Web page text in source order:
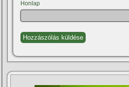
Honlap